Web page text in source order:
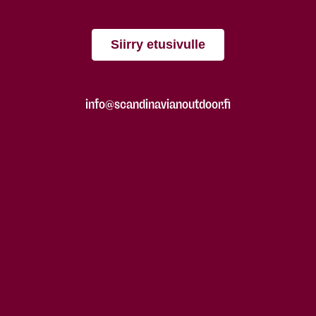
Siirry etusivulle
info@scandinavianoutdoor.fi